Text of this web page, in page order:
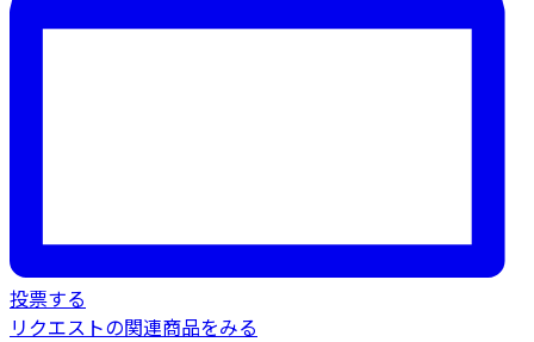
投票する
リクエストの関連商品をみる